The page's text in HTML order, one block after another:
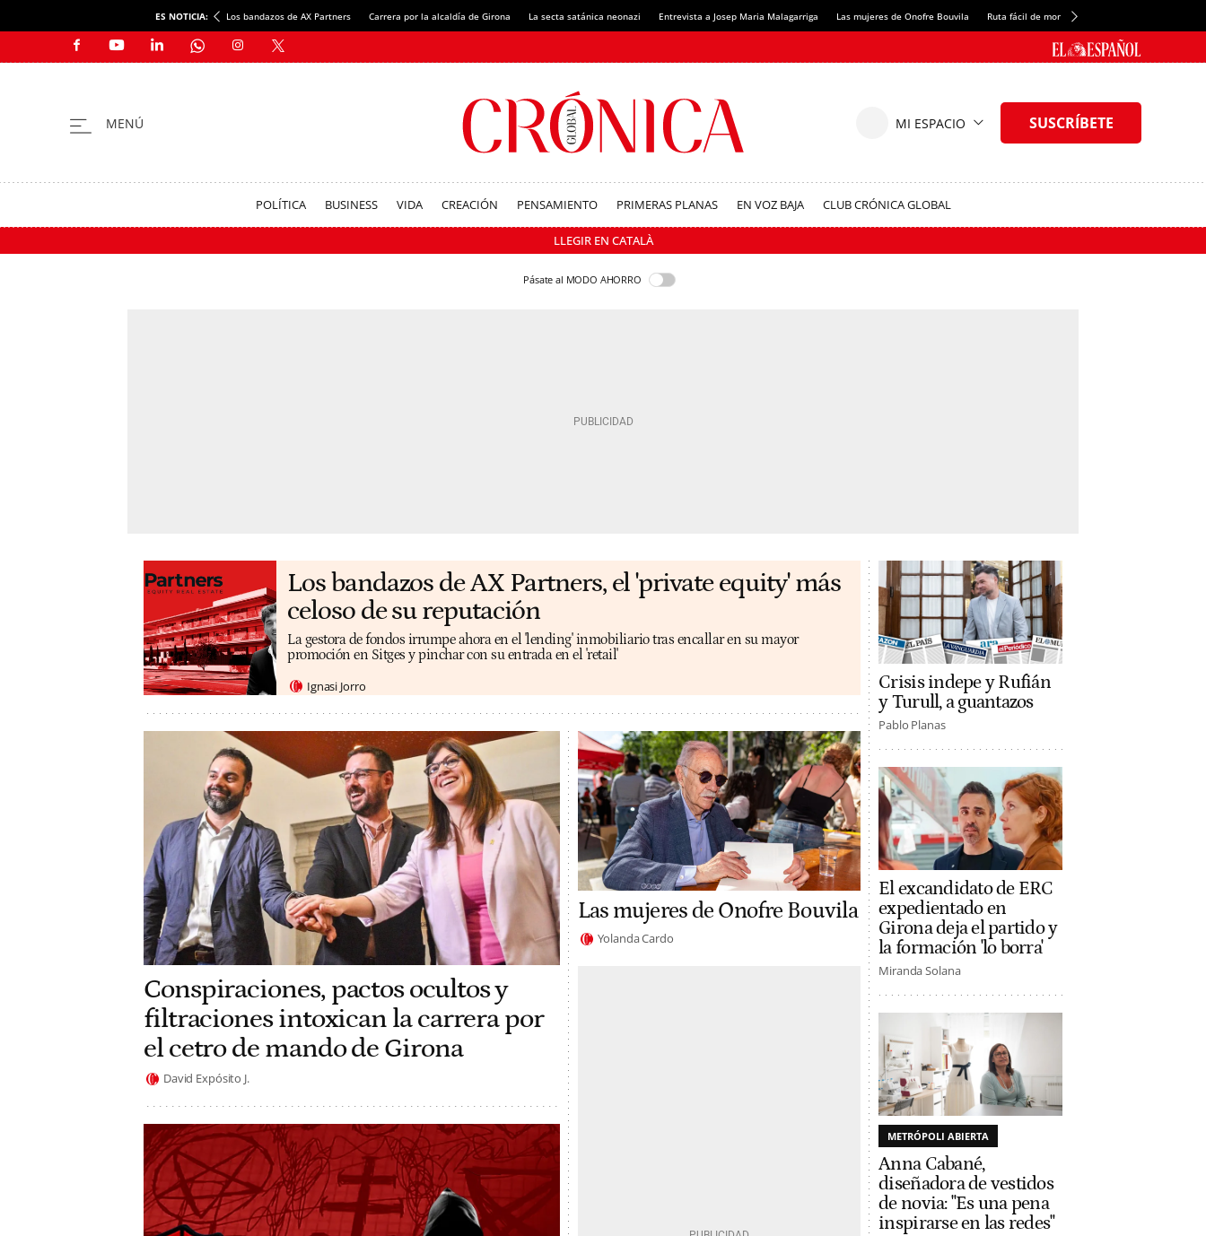
ES NOTICIA: Los bandazos de AX Partners Carrera por la alcaldía de Girona La secta satánica neonazi Entrevista a Josep Maria Malagarriga Las mujeres de Onofre Bouvila Ruta fácil de montaña
POLÍTICA BUSINESS VIDA CREACIÓN PENSAMIENTO PRIMERAS PLANAS EN VOZ BAJA CLUB CRÓNICA GLOBAL
LLEGIR EN CATALÀ
Pásate al MODO AHORRO
Los bandazos de AX Partners, el 'private equity' más
celoso de su reputación
La gestora de fondos irrumpe ahora en el 'lending' inmobiliario tras encallar en su mayor
promoción en Sitges y pinchar con su entrada en el 'retail'
Ignasi Jorro
Conspiraciones, pactos ocultos y
filtraciones intoxican la carrera por
el cetro de mando de Girona
David Expósito J.
Las mujeres de Onofre Bouvila
Yolanda Cardo
Crisis indepe y Rufián
y Turull, a guantazos
Pablo Planas
El excandidato de ERC
expedientado en
Girona deja el partido y
la formación 'lo borra'
Miranda Solana
METRÓPOLI ABIERTA
Anna Cabané,
diseñadora de vestidos
de novia: "Es una pena
inspirarse en las redes"